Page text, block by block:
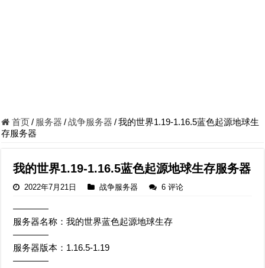
首页/ 服务器 /战争服务器 /我的世界1.19-1.16.5蓝色起源地球生
存服务器
我的世界1.19-1.16.5蓝色起源地球生存服务器
2022年7月21日 战争服务器 6 评论
————
服务器名称：我的世界蓝色起源地球生存
————
服务器版本：1.16.5-1.19
————